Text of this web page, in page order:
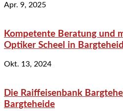
Apr. 9, 2025
Kompetente Beratung und
Optiker Scheel in
Okt. 13, 2024
Die Raiffeisenbank
Bargteheide